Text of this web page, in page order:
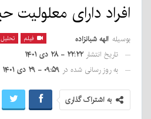
افراد دارای
فیلم تحلیل بوسیله الهه شبانزاده
تاریخ انتشار ۲۲:۲۲ - ۲۸ دی ۱۴۰۱
به روز رسانی شده در ۰۹:۵۹ - ۲۹ دی ۱۴۰۱
به اشتراک گذاری